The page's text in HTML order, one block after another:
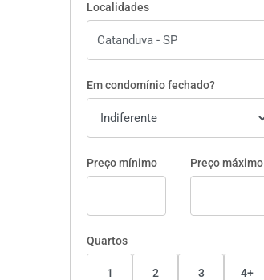
Localidades
Em condomínio fechado?
Preço mínimo Preço máximo
Quartos
1 2 3 4+